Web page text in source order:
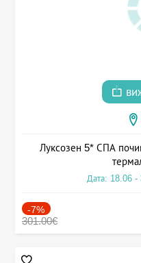
Луксозен 5* СПА
Дата: 18.06
-7%
301.00€